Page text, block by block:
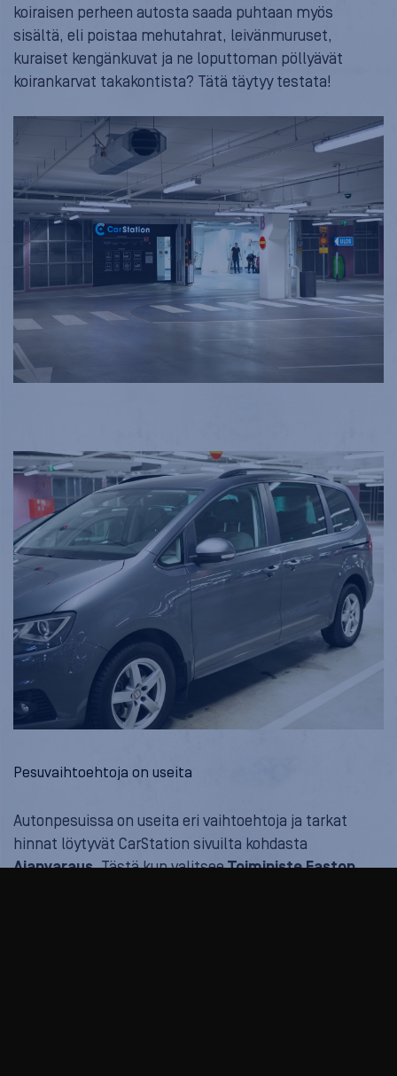
koiraisen perheen autosta saada puhtaan myös
sisältä, eli poistaa mehutahrat, leivänmuruset,
kuraiset kengänkuvat ja ne loputtoman pöllyävät
koirankarvat takakontista? Tätä täytyy testata!
Pesuvaihtoehtoja on useita
Autonpesuissa on useita eri vaihtoehtoja ja tarkat
hinnat löytyvät CarStation sivuilta kohdasta
Ajanvaraus. Tästä kun valitseeToimipiste Easton,